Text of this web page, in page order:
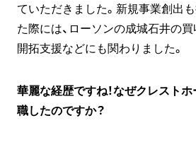
ていただきました。新規事業創出
た際には、ローソンの成城石井の
開拓支援などにも関わりました。
華麗な経歴ですね！なぜクレスト
職したのですか？